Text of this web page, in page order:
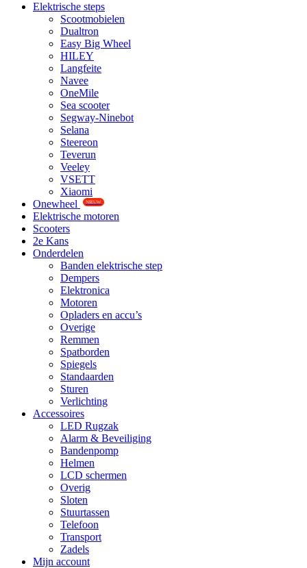
Elektrische steps
Scootmobielen
Dualtron
Easy Big Wheel
HILEY
Langfeite
Navee
OneMile
Sea scooter
Segway-Ninebot
Selana
Steereon
Teverun
Veeley
VSETT
Xiaomi
Onewheel
NIEUW
Elektrische motoren
Scooters
2e Kans
Onderdelen
Banden elektrische step
Dempers
Elektronica
Motoren
Opladers en accu’s
Overige
Remmen
Spatborden
Spiegels
Standaarden
Sturen
Verlichting
Accessoires
LED Rugzak
Alarm & Beveiliging
Bandenpomp
Helmen
LCD schermen
Overig
Sloten
Stuurtassen
Telefoon
Transport
Zadels
Mijn account